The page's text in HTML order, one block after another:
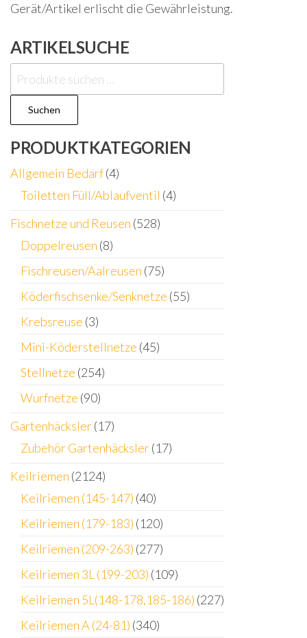
Gerät/Artikel erlischt die Gewährleistung.
ARTIKELSUCHE
Suchen
nach:
Suchen
PRODUKTKATEGORIEN
Allgemein Bedarf(4)
Toiletten Füll/Ablaufventil (4)
Fischnetze und Reusen (528)
Doppelreusen (8)
Fischreusen/Aalreusen (75)
Köderfischsenke/Senknetze (55)
Krebsreuse (3)
Mini-Köderstellnetze (45)
Stellnetze (254)
Wurfnetze (90)
Gartenhäcksler(17)
Zubehör Gartenhäcksler(17)
Keilriemen (2124)
Keilriemen (145-147) (40)
Keilriemen (179-183) (120)
Keilriemen (209-263) (277)
Keilriemen 3L (199-203) (109)
Keilriemen 5L(148-178,185-186) (227)
Keilriemen A (24-81) (340)